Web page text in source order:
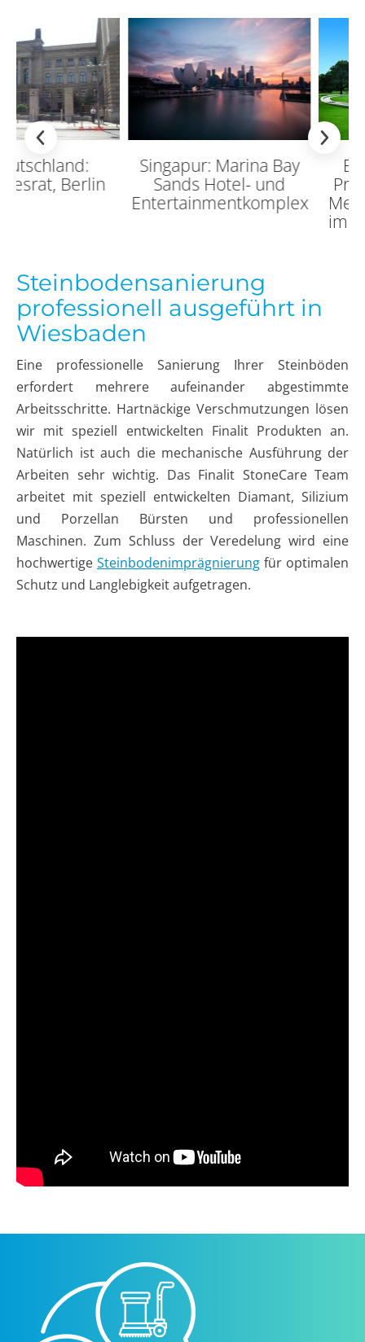
Singapur: Marina Bay
Sands Hotel- und
Entertainmentkomplex
England: Diana
Princess of Wales
Memorial Fountain
im Londoner Hyde
Steinbodensanierung
professionell ausgeführt in
Wiesbaden
Eine professionelle Sanierung Ihrer Steinböden
erfordert mehrere aufeinander abgestimmte
Arbeitsschritte. Hartnäckige Verschmutzungen lösen
wir mit speziell entwickelten Finalit Produkten an.
Natürlich ist auch die mechanische Ausführung der
Arbeiten sehr wichtig. Das Finalit StoneCare Team
arbeitet mit speziell entwickelten Diamant, Silizium
und Porzellan Bürsten und professionellen
Maschinen. Zum Schluss der Veredelung wird eine
hochwertige Steinbodenimprägnierung für optimalen
Schutz und Langlebigkeit aufgetragen.